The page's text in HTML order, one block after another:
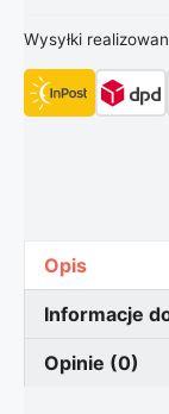
Wysyłki
Opis
Informacje
Opinie (0)